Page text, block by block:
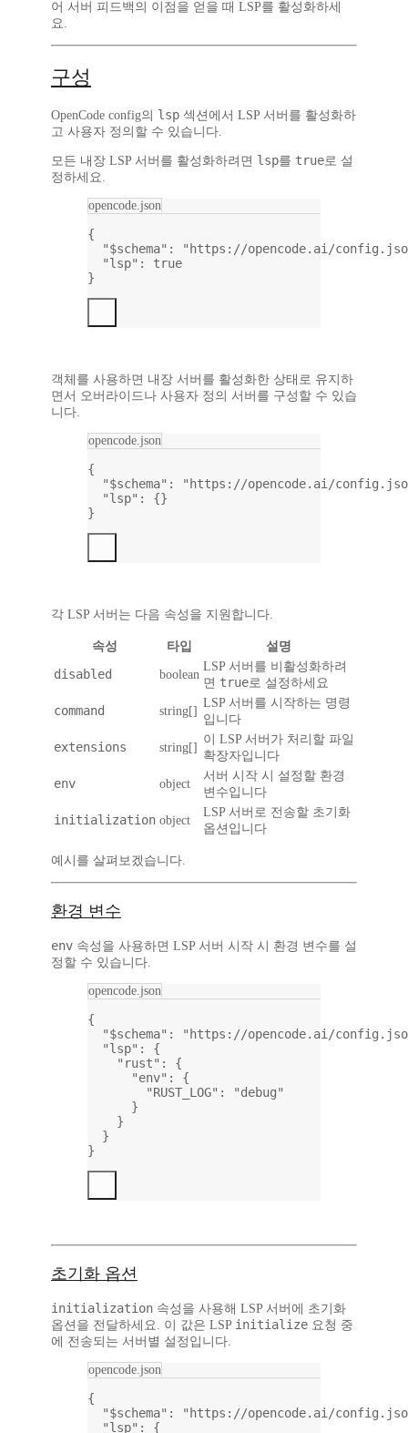
어 서버 피드백의 이점을 얻을 때 LSP를 활성화하세
요.
구성
OpenCode config의 lsp 섹션에서 LSP 서버를 활성화하
고 사용자 정의할 수 있습니다.
모든 내장 LSP 서버를 활성화하려면 lsp를 true로 설
정하세요.
opencode.json
{
"$schema" :
"https://opencode.ai/
"lsp" : true
}
객체를 사용하면 내장 서버를 활성화한 상태로 유지하
면서 오버라이드나 사용자 정의 서버를 구성할 수 있습
니다.
opencode.json
{
"$schema" :
"https://opencode.ai/
"lsp" : {}
}
각 LSP 서버는 다음 속성을 지원합니다.
속성 타입 설명
disabled boolean
LSP 서버를 비활성화하려
면 true로 설정하세요
command string[]
LSP 서버를 시작하는 명령
입니다
extensions string[]
이 LSP 서버가 처리할 파일
확장자입니다
env object
서버 시작 시 설정할 환경
변수입니다
initialization object
LSP 서버로 전송할 초기화
옵션입니다
예시를 살펴보겠습니다.
환경 변수
env 속성을 사용하면 LSP 서버 시작 시 환경 변수를 설
정할 수 있습니다.
opencode.json
{
"$schema" :
"https://opencode.ai/
"lsp" : {
"rust" : {
"env" : {
"RUST_LOG" :
"debug"
}
}
}
}
초기화 옵션
initialization 속성을 사용해 LSP 서버에 초기화
옵션을 전달하세요. 이 값은 LSP initialize 요청 중
에 전송되는 서버별 설정입니다.
opencode.json
{
"$schema" :
"https://opencode.ai/
"lsp" : {